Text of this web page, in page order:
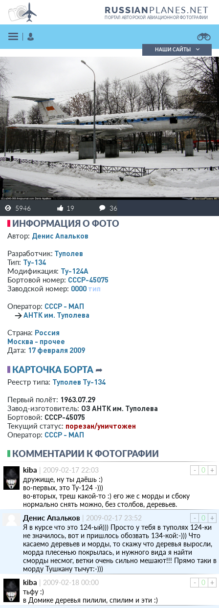
RUSSIANPLANES.NET
ПОРТАЛ АВТОРСКОЙ АВИАЦИОННОЙ ФОТОГРАФИИ
ВОЙТИ
ЗАРЕГИСТРИРОВАТЬСЯ
Поиск фотографий
Поиск в реестре
Кратко
Подробно
НАШИ САЙТЫ
5946 19 36
ИНФОРМАЦИЯ О ФОТО
Автор: Денис Апальков
Разработчик: Туполев
Тип: Ту-134
Модификация: Ту-124А
Бортовой номер: СССР-45075
Заводской номер: 0000 тип
Оператор: СССР - МАП
→АНТК им. Туполева
Страна: Россия
Москва - прочее
Дата: 17 февраля 2009
КАРТОЧКА БОРТА ➦
Реестр типа: Туполев Ту-134
Первый полёт: 1963.07.29
Завод-изготовитель: ОЗ АНТК им. Туполева
Бортовой: СССР-45075
Текущий статус: порезан/уничтожен
Оператор: СССР - МАП
КОММЕНТАРИИ К ФОТОГРАФИИ
- 0 +
kiba | 2009-02-17 22:03
дружище, ну ты даёшь :)
во-первых, это Ту-124 -)))
во-вторых, треш какой-то :) его же с морды и сбоку
нормально снять можно, без столбов, деревьев.
-
0 +
Денис Апальков | 2009-02-17 23:52
Я в курсе что это 124-ый))) Просто у тебя в туполях 124-ки
не значилось, вот и пришлось обозвать 134-кой:-))) Что
касаемо деревьев и морды, то скажу что деревья выросли,
морда плесенью покрылась, и нужного вида я найти
сморды несмог, ветки очень сильно мешают!!! Прямо таки в
морду Тушкану тычут:-)))
-
0 +
kiba | 2009-02-18 00:00
тьфу :)
в Домике деревья пилили, спилим и эти :)